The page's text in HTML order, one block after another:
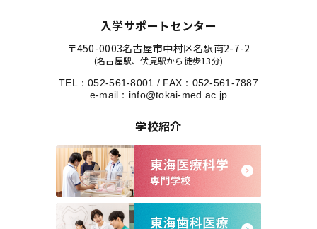
入学サポートセンター
〒450-0003名古屋市中村区名駅南2-7-2
(名古屋駅、伏見駅から徒歩13分)
TEL：052-561-8001 / FAX：052-561-7887
e-mail： info@tokai-med.ac.jp
学校紹介